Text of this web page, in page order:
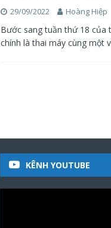
29/09/2022 Hoàng Hiệp
Bước sang tuần thứ 18 của
chính là thai máy cùng một
KÊNH YOUTUBE